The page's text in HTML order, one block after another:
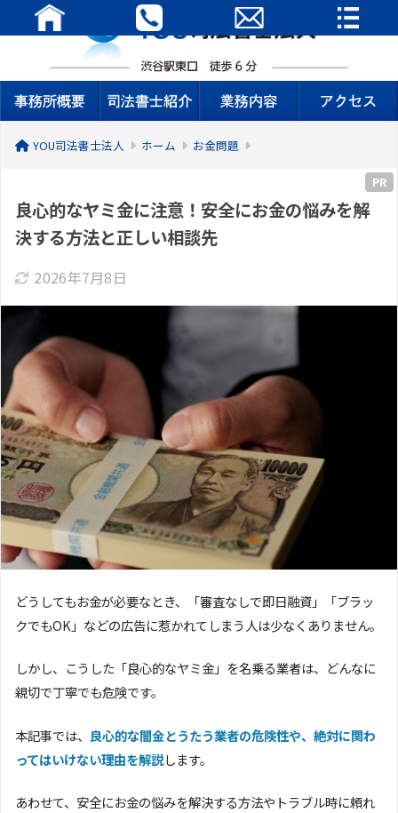
YOU司法書士法人 ホーム お金問題
PR
良心的なヤミ金に注意！安全にお金の悩みを解
決する方法と正しい相談先
2026年7月8日
どうしてもお金が必要なとき、「審査なしで即日融資」「ブラッ
クでもOK」などの広告に惹かれてしまう人は少なくありません。
しかし、こうした「良心的なヤミ金」を名乗る業者は、どんなに
親切で丁寧でも危険です。
本記事では、 良心的な闇金とうたう業者の危険性や、絶対に関わ
ってはいけない理由を解説します。
あわせて、安全にお金の悩みを解決する方法やトラブル時に頼れ